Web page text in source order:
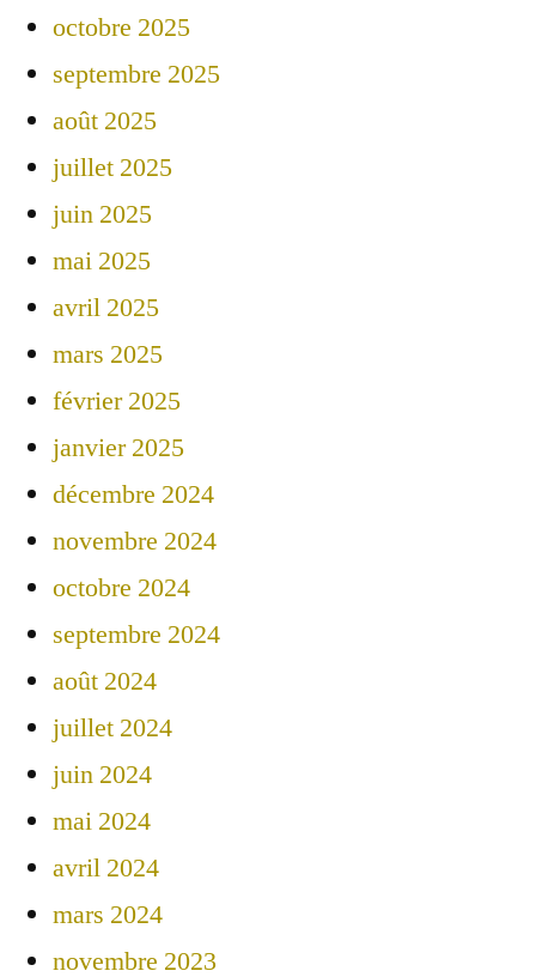
octobre 2025
septembre 2025
août 2025
juillet 2025
juin 2025
mai 2025
avril 2025
mars 2025
février 2025
janvier 2025
décembre 2024
novembre 2024
octobre 2024
septembre 2024
août 2024
juillet 2024
juin 2024
mai 2024
avril 2024
mars 2024
novembre 2023